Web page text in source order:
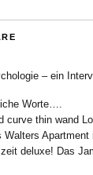
– ein
Worte….
curve thin wand
Walters
deluxe! Das